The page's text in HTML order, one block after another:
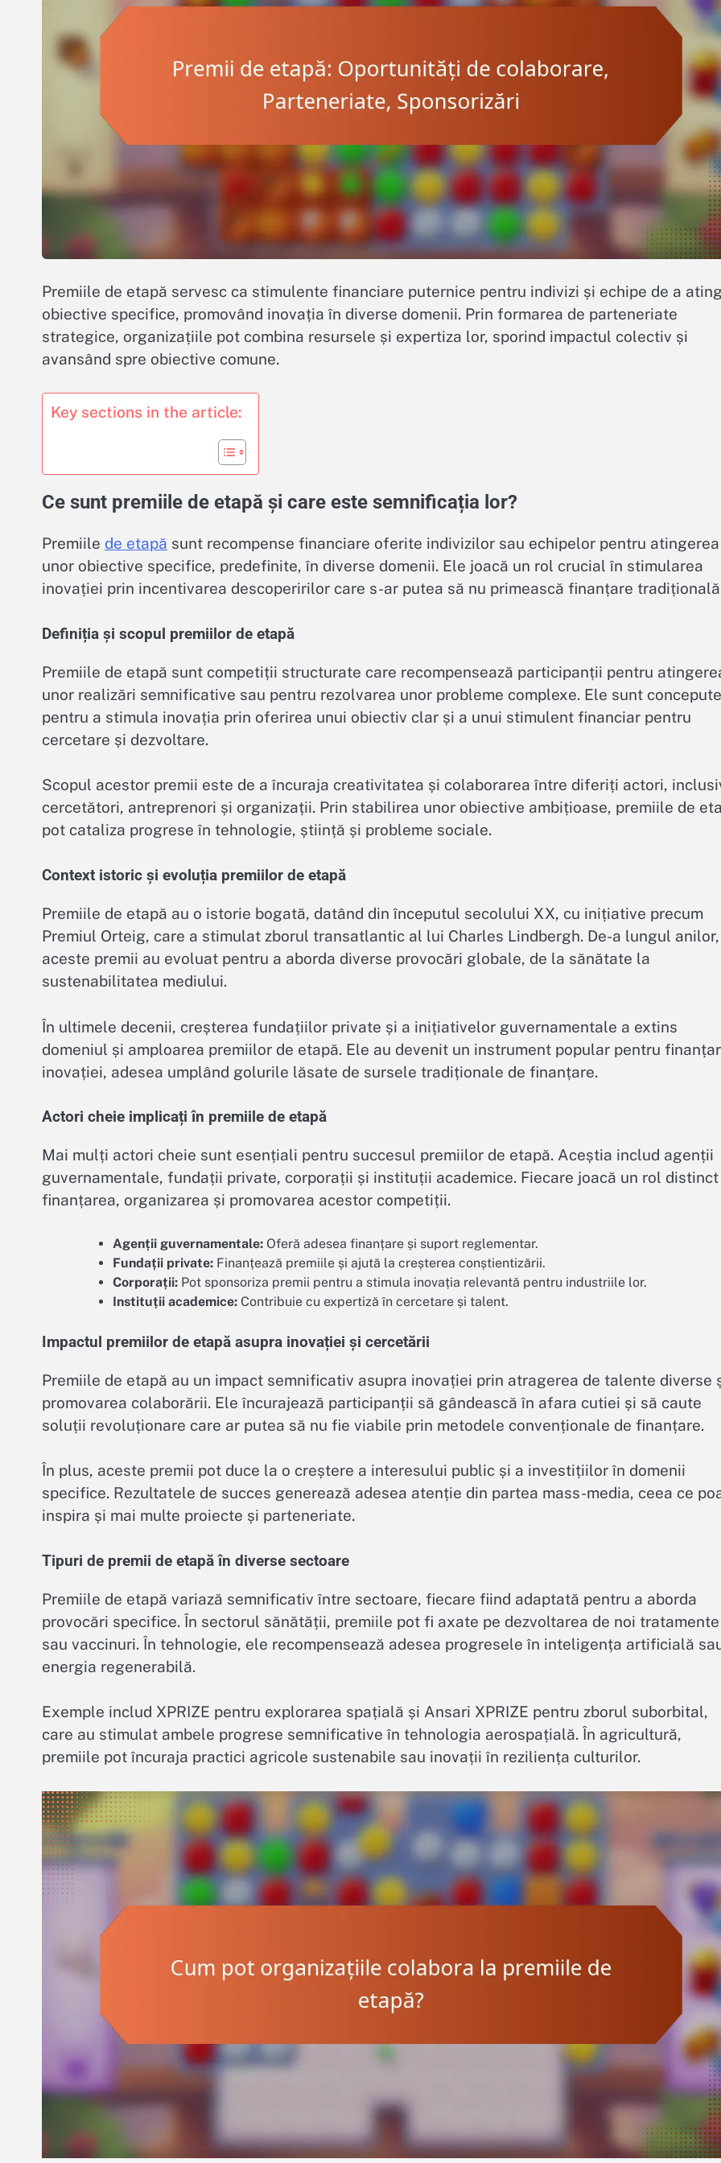
Premiile de etapă servesc ca stimulente financiare puternice pentru indivizi și echipe de a
obiective specifice, promovând inovația în diverse domenii. Prin formarea de parteneriate
strategice, organizațiile pot combina resursele și expertiza lor, sporind impactul colectiv și
avansând spre obiective comune.
Key sections in the article:
Ce sunt premiile de etapă și care este semnificația lor?
Premiile de etapă sunt recompense financiare oferite indivizilor sau echipelor pentru atingerea
unor obiective specifice, predefinite, în diverse domenii. Ele joacă un rol crucial în stimularea
inovației prin incentivarea descoperirilor care s-ar putea să nu primească finanțare
Definiția și scopul premiilor de etapă
Premiile de etapă sunt competiții structurate care recompensează participanții pentru
unor realizări semnificative sau pentru rezolvarea unor probleme complexe. Ele sunt concepute
pentru a stimula inovația prin oferirea unui obiectiv clar și a unui stimulent financiar pentru
cercetare și dezvoltare.
Scopul acestor premii este de a încuraja creativitatea și colaborarea între diferiți actori,
cercetători, antreprenori și organizații. Prin stabilirea unor obiective ambițioase, premiile de
pot cataliza progrese în tehnologie, știință și probleme sociale.
Context istoric și evoluția premiilor de etapă
Premiile de etapă au o istorie bogată, datând din începutul secolului XX, cu inițiative precum
Premiul Orteig, care a stimulat zborul transatlantic al lui Charles Lindbergh. De-a lungul anilor,
aceste premii au evoluat pentru a aborda diverse provocări globale, de la sănătate la
sustenabilitatea mediului.
În ultimele decenii, creșterea fundațiilor private și a inițiativelor guvernamentale a extins
domeniul și amploarea premiilor de etapă. Ele au devenit un instrument popular pentru
inovației, adesea umplând golurile lăsate de sursele tradiționale de finanțare.
Actori cheie implicați în premiile de etapă
Mai mulți actori cheie sunt esențiali pentru succesul premiilor de etapă. Aceștia includ agenții
guvernamentale, fundații private, corporații și instituții academice. Fiecare joacă un rol distinct
finanțarea, organizarea și promovarea acestor competiții.
Agenții guvernamentale: Oferă adesea finanțare și suport reglementar.
Fundații private: Finanțează premiile și ajută la creșterea conștientizării.
Corporații: Pot sponsoriza premii pentru a stimula inovația relevantă pentru industriile lor.
Instituții academice: Contribuie cu expertiză în cercetare și talent.
Impactul premiilor de etapă asupra inovației și cercetării
Premiile de etapă au un impact semnificativ asupra inovației prin atragerea de talente diverse
promovarea colaborării. Ele încurajează participanții să gândească în afara cutiei și să caute
soluții revoluționare care ar putea să nu fie viabile prin metodele convenționale de finanțare.
În plus, aceste premii pot duce la o creștere a interesului public și a investițiilor în domenii
specifice. Rezultatele de succes generează adesea atenție din partea mass-media, ceea ce
inspira și mai multe proiecte și parteneriate.
Tipuri de premii de etapă în diverse sectoare
Premiile de etapă variază semnificativ între sectoare, fiecare fiind adaptată pentru a aborda
provocări specifice. În sectorul sănătății, premiile pot fi axate pe dezvoltarea de noi tratamente
sau vaccinuri. În tehnologie, ele recompensează adesea progresele în inteligența artificială
energia regenerabilă.
Exemple includ XPRIZE pentru explorarea spațială și Ansari XPRIZE pentru zborul suborbital,
care au stimulat ambele progrese semnificative în tehnologia aerospațială. În agricultură,
premiile pot încuraja practici agricole sustenabile sau inovații în reziliența culturilor.